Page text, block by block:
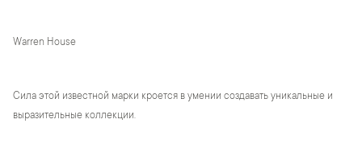
Warren House
Сила этой известной марки кроется в умении создавать уникальные и
выразительные коллекции.